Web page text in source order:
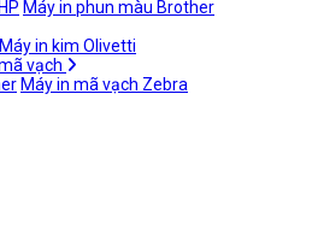
Máy in phun màu Brother
Máy in kim Olivetti
vạch
Máy in mã vạch Zebra